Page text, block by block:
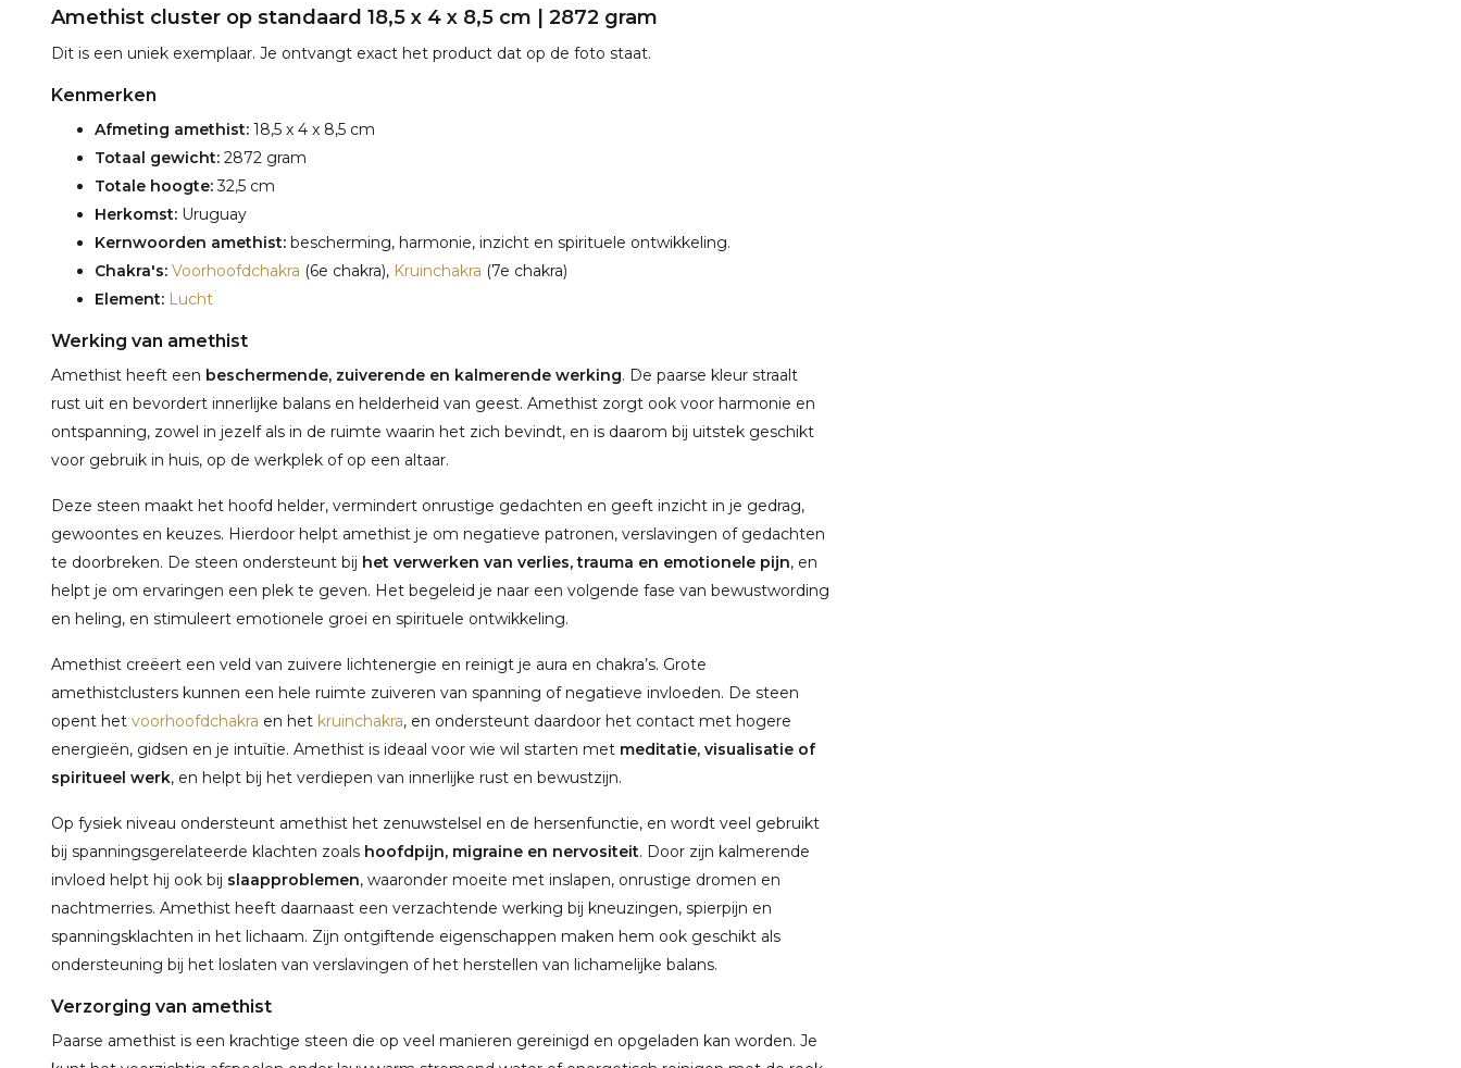
Amethist cluster op standaard 18,5 x 4 x 8,5 cm | 2872 gram
Dit is een uniek exemplaar. Je ontvangt exact het product dat op de foto staat.
Kenmerken
Afmeting amethist: 18,5 x 4 x 8,5 cm
Totaal gewicht: 2872 gram
Totale hoogte:32,5 cm
Herkomst: Uruguay
Kernwoorden amethist: bescherming, harmonie, inzicht en spirituele ontwikkeling.
Chakra's: Voorhoofdchakra (6e chakra), Kruinchakra (7e chakra)
Element: Lucht
Werking van amethist
Amethist heeft een beschermende, zuiverende en kalmerende werking. De paarse kleur straalt
rust uit en bevordert innerlijke balans en helderheid van geest. Amethist zorgt ook voor harmonie en
ontspanning, zowel in jezelf als in de ruimte waarin het zich bevindt, en is daarom bij uitstek geschikt
voor gebruik in huis, op de werkplek of op een altaar.
Deze steen maakt het hoofd helder, vermindert onrustige gedachten en geeft inzicht in je gedrag,
gewoontes en keuzes. Hierdoor helpt amethist je om negatieve patronen, verslavingen of gedachten
te doorbreken. De steen ondersteunt bij het verwerken van verlies, trauma en emotionele pijn, en
helpt je om ervaringen een plek te geven. Het begeleid je naar een volgende fase van bewustwording
en heling, en stimuleert emotionele groei en spirituele ontwikkeling.
Amethist creëert een veld van zuivere lichtenergie en reinigt je aura en chakra’s. Grote
amethistclusters kunnen een hele ruimte zuiveren van spanning of negatieve invloeden. De steen
opent het voorhoofdchakra en het kruinchakra, en ondersteunt daardoor het contact met hogere
energieën, gidsen en je intuïtie. Amethist is ideaal voor wie wil starten met meditatie, visualisatie of
spiritueel werk, en helpt bij het verdiepen van innerlijke rust en bewustzijn.
Op fysiek niveau ondersteunt amethist het zenuwstelsel en de hersenfunctie, en wordt veel gebruikt
bij spanningsgerelateerde klachten zoals hoofdpijn, migraine en nervositeit. Door zijn kalmerende
invloed helpt hij ook bij slaapproblemen, waaronder moeite met inslapen, onrustige dromen en
nachtmerries. Amethist heeft daarnaast een verzachtende werking bij kneuzingen, spierpijn en
spanningsklachten in het lichaam. Zijn ontgiftende eigenschappen maken hem ook geschikt als
ondersteuning bij het loslaten van verslavingen of het herstellen van lichamelijke balans.
Verzorging van amethist
Paarse amethist is een krachtige steen die op veel manieren gereinigd en opgeladen kan worden. Je